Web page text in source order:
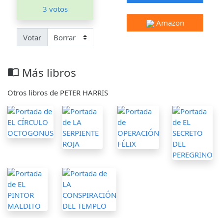
3 votos
Votar
Amazon
import_contacts Más libros
Otros libros de PETER HARRIS